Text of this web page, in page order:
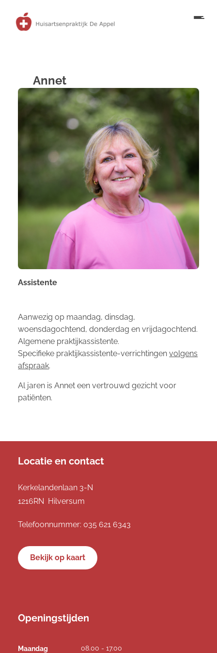
Annet
Assistente
Aanwezig op maandag, dinsdag,
woensdagochtend, donderdag en vrijdagochtend.
Algemene praktijkassistente.
Specifieke praktijkassistente-verrichtingenvolgens
afspraak.
Al jaren is Annet een vertrouwd gezicht voor
patiënten.
Locatie en contact
Kerkelandenlaan 3-N
1216RN Hilversum
Telefoonnummer: 035 621 6343
Bekijk op kaart
Openingstijden
Maandag 08.00 - 17.00